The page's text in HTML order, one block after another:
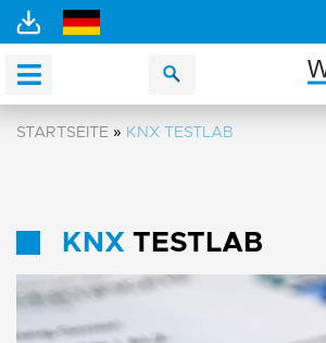
STARTSEITE » KNX TESTLAB
KNX TESTLAB